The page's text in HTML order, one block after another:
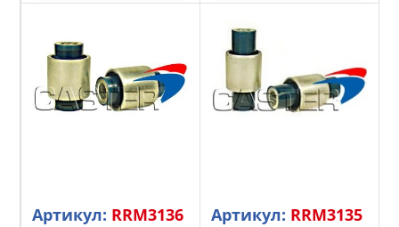
Артикул: RRM3136 Артикул: RRM3135